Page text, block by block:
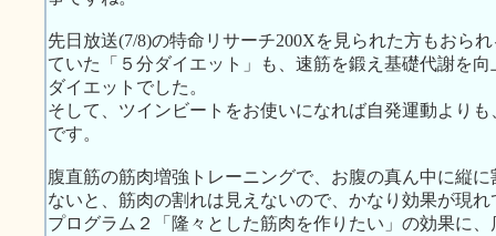
先日放送(7/8)の特命リサーチ200Xを見られた方もおら
ていた「５分ダイエット」も、速筋を鍛え基礎代謝を
ダイエットでした。
そして、ツインビートをお使いになれば自発運動より
です。
腹直筋の筋肉増強トレーニングで、お腹の真ん中に縦
ないと、筋肉の割れは見えないので、かなり効果が現れ
プログラム２「隆々とした筋肉を作りたい」の効果に